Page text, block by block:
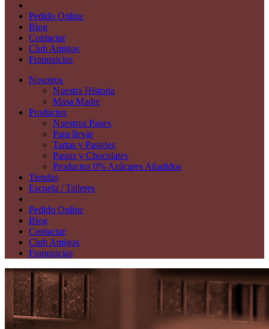
Pedido Online
Blog
Contactar
Club Amigos
Franquicias
Nosotros
Nuestra Historia
Masa Madre
Productos
Nuestros Panes
Para llevar
Tartas y Pasteles
Pastas y Chocolates
Productos 0% Azúcares Añadidos
Tiendas
Escuela / Talleres
Pedido Online
Blog
Contactar
Club Amigos
Franquicias